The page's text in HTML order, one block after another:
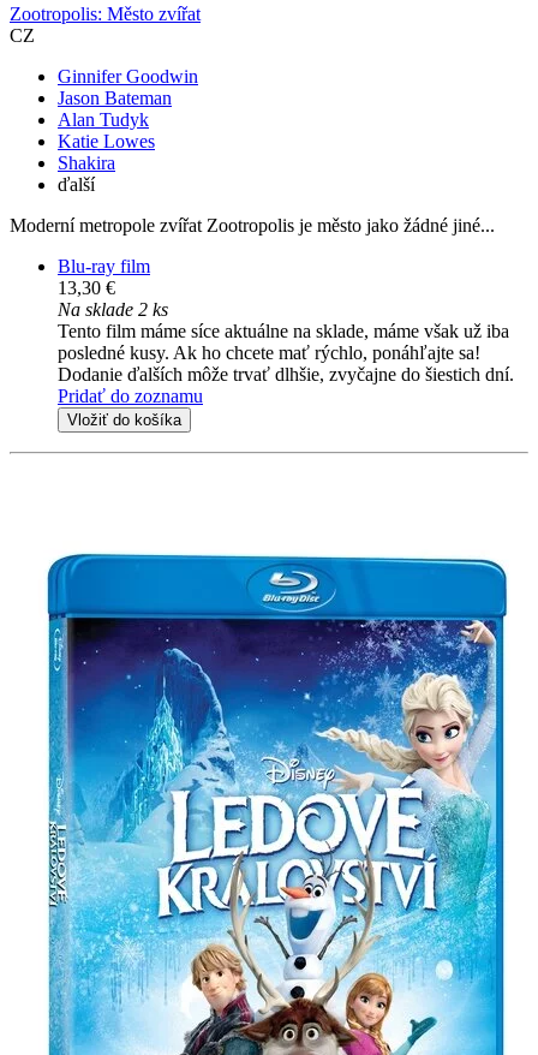
Zootropolis: Město zvířat
CZ
Ginnifer Goodwin
Jason Bateman
Alan Tudyk
Katie Lowes
Shakira
ďalší
Moderní metropole zvířat Zootropolis je město jako žádné jiné...
Blu-ray film
13,30 €
Na sklade 2 ks
Tento film máme síce aktuálne na sklade, máme však už iba
posledné kusy. Ak ho chcete mať rýchlo, ponáhľajte sa!
Dodanie ďalších môže trvať dlhšie, zvyčajne do šiestich dní.
Pridať do zoznamu
Vložiť do košíka